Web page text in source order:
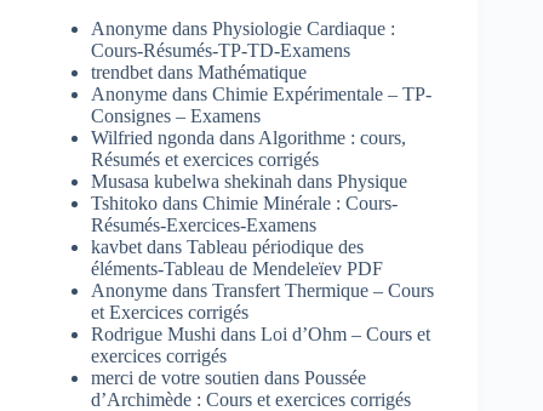
Anonyme dans Physiologie Cardiaque :
Cours-Résumés-TP-TD-Examens
trendbet dans Mathématique
Anonyme dans Chimie Expérimentale – TP-
Consignes – Examens
Wilfried ngonda dans Algorithme : cours,
Résumés et exercices corrigés
Musasa kubelwa shekinah dans Physique
Tshitoko dans Chimie Minérale : Cours-
Résumés-Exercices-Examens
kavbet dans Tableau périodique des
éléments-Tableau de Mendeleïev PDF
Anonyme dans Transfert Thermique – Cours
et Exercices corrigés
Rodrigue Mushi dans Loi d’Ohm – Cours et
exercices corrigés
merci de votre soutien dans Poussée
d’Archimède : Cours et exercices corrigés